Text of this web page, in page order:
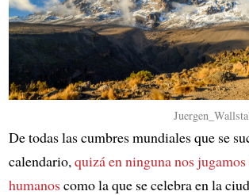
De todas las cumbres mundiales que se
calendario,quizá en ninguna nos
humanoscomo la que se celebra en la